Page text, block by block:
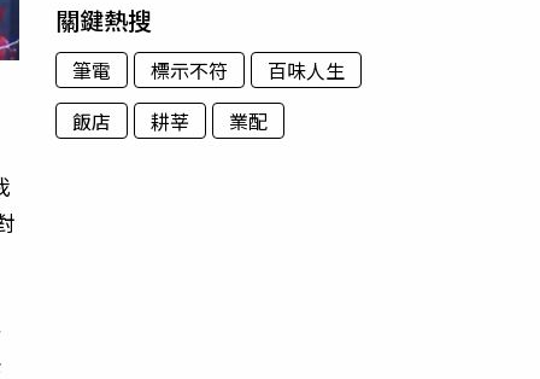
關鍵熱搜
筆電 標示不符
百味人生
飯店
耕莘 業配